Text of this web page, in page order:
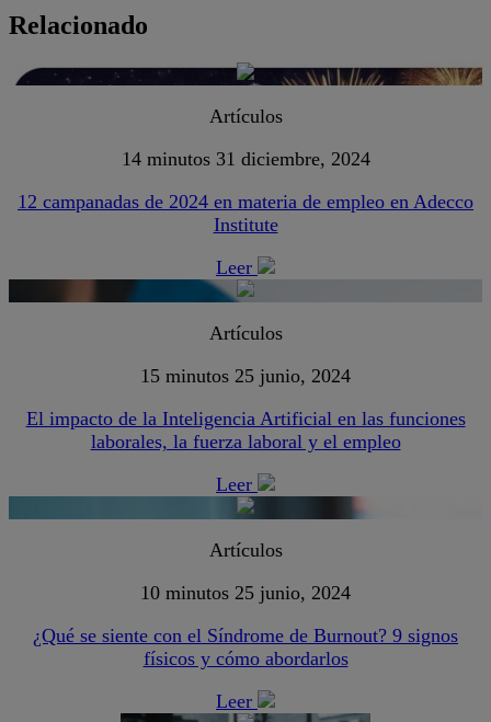
Relacionado
Artículos
14 minutos 31 diciembre, 2024
12 campanadas de 2024 en materia de empleo en Adecco
Institute
Leer
Artículos
15 minutos 25 junio, 2024
El impacto de la Inteligencia Artificial en las funciones
laborales, la fuerza laboral y el empleo
Leer
Artículos
10 minutos 25 junio, 2024
¿Qué se siente con el Síndrome de Burnout? 9 signos
físicos y cómo abordarlos
Leer